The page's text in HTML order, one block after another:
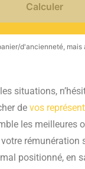
Calculer
d'ancienneté, mais
situations,
de vos
les meilleures
rémunération
positionné, en